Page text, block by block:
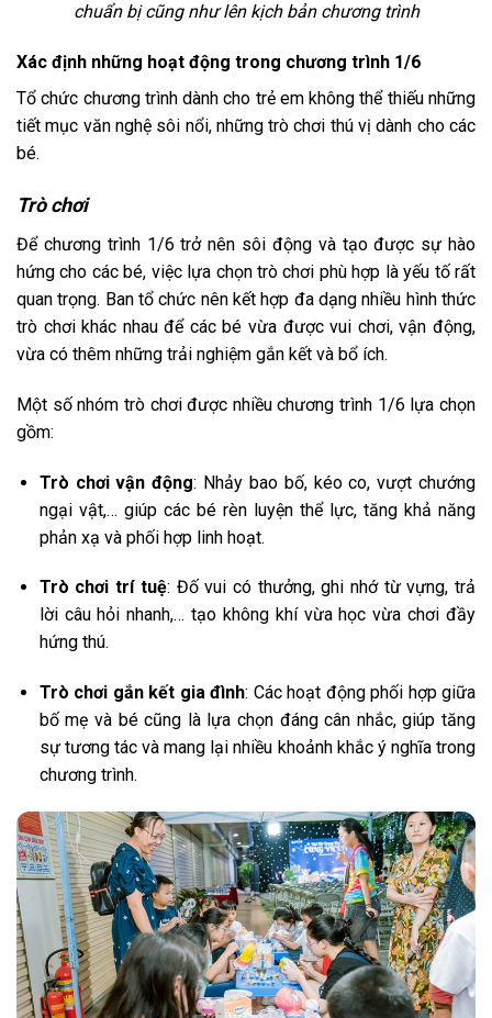
chuẩn bị cũng như lên kịch bản chương trình
Xác định những hoạt động trong chương trình 1/6
Tổ chức chương trình dành cho trẻ em không thể thiếu những
tiết mục văn nghệ sôi nổi, những trò chơi thú vị dành cho các
bé.
Trò chơi
Để chương trình 1/6 trở nên sôi động và tạo được sự hào
hứng cho các bé, việc lựa chọn trò chơi phù hợp là yếu tố rất
quan trọng. Ban tổ chức nên kết hợp đa dạng nhiều hình thức
trò chơi khác nhau để các bé vừa được vui chơi, vận động,
vừa có thêm những trải nghiệm gắn kết và bổ ích.
Một số nhóm trò chơi được nhiều chương trình 1/6 lựa chọn
gồm:
Trò chơi vận động: Nhảy bao bố, kéo co, vượt chướng
ngại vật,… giúp các bé rèn luyện thể lực, tăng khả năng
phản xạ và phối hợp linh hoạt.
Trò chơi trí tuệ: Đố vui có thưởng, ghi nhớ từ vựng, trả
lời câu hỏi nhanh,… tạo không khí vừa học vừa chơi đầy
hứng thú.
Trò chơi gắn kết gia đình: Các hoạt động phối hợp giữa
bố mẹ và bé cũng là lựa chọn đáng cân nhắc, giúp tăng
sự tương tác và mang lại nhiều khoảnh khắc ý nghĩa trong
chương trình.